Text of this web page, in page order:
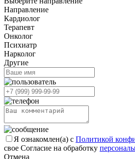
Направление
Кардиолог
Терапевт
Онколог
Психиатр
Нарколог
Другие
Я ознакомлен(а) с Политикой
свое Согласие на обработку
Отмена